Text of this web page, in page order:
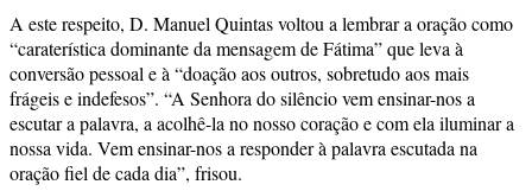
A este respeito, D. Manuel Quintas voltou a lembrar a oração como
“caraterística dominante da mensagem de Fátima” que leva à
conversão pessoal e à “doação aos outros, sobretudo aos mais
frágeis e indefesos”. “A Senhora do silêncio vem ensinar-nos a
escutar a palavra, a acolhê-la no nosso coração e com ela iluminar a
nossa vida. Vem ensinar-nos a responder à palavra escutada na
oração fiel de cada dia”, frisou.